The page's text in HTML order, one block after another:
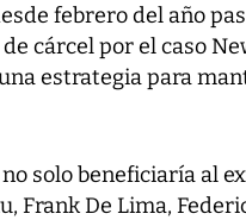
febrero del año
cárcel por el caso
estrategia para
solo beneficiaría al
Frank De Lima,